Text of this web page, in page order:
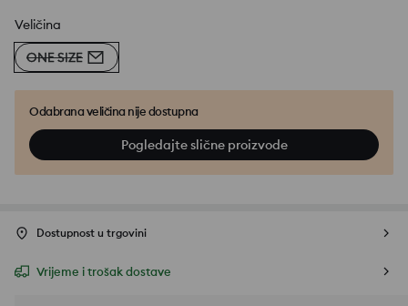
Veličina
ONE SIZE
Odabrana veličina nije dostupna
Pogledajte slične proizvode
Dostupnost u trgovini
Vrijeme i trošak dostave